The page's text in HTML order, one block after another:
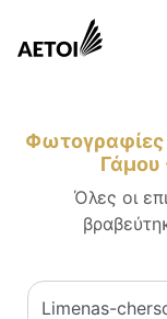
Φωτογραφίες
Γάμου
Όλες οι